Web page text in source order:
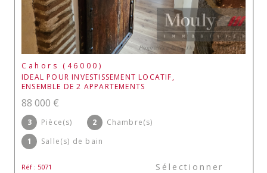
Cahors (46000)
IDEAL POUR INVESTISSEMENT LOCATIF,
ENSEMBLE DE 2 APPARTEMENTS
88 000 €
3 Pièce(s) 2
Chambre(s)
1
Salle(s) de bain
Réf : 5071 Sélectionner